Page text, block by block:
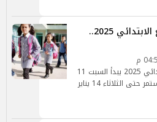
جدول امتحانات الصف الرابع الابتدائي 2025..
جدول امتحانات الصف الرابع الابتدائي 2025 يبدأ السبت 11
يناير مع امتحان اللغة العربية، ويستمر حتى الثلاثاء 14 يناير